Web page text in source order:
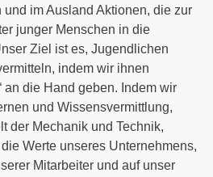
und im Ausland Aktionen, die zur
junger Menschen in die
Ziel ist es, Jugendlichen
indem wir ihnen
an die Hand geben. Indem wir
und Wissensvermittlung,
der Mechanik und Technik,
Werte unseres Unternehmens,
Mitarbeiter und auf unser